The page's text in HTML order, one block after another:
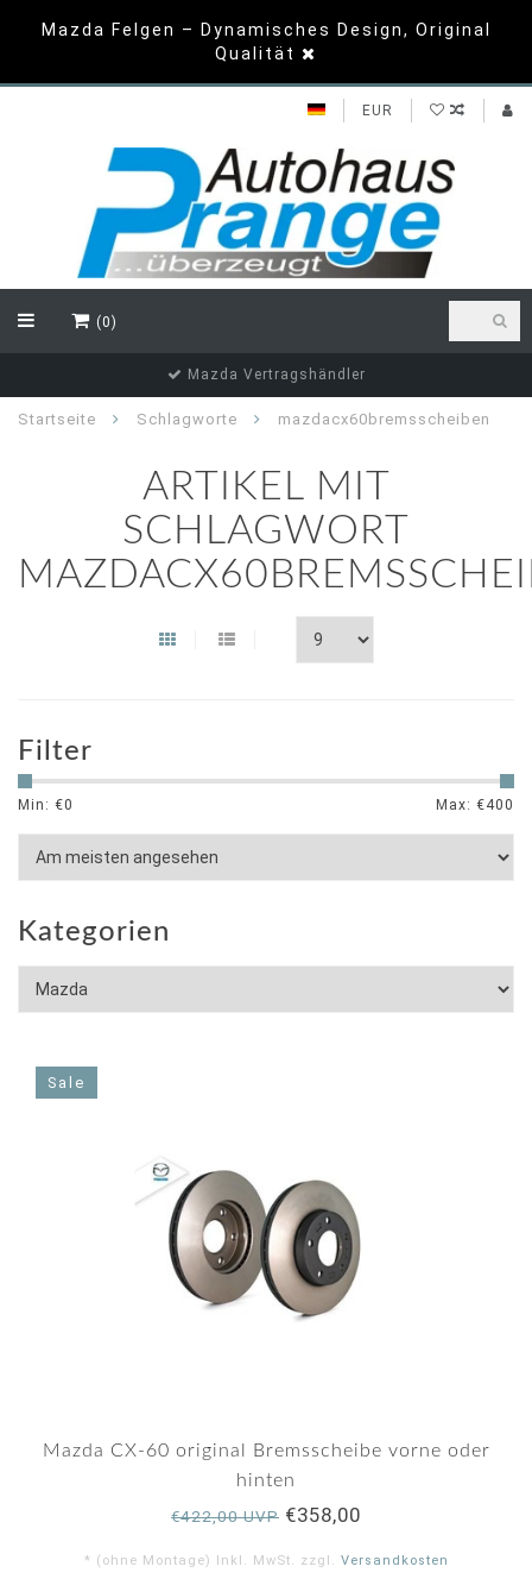
Mazda Felgen – Dynamisches Design, Original
Qualität
EUR
(0)
Mazda Vertragshändler
Startseite Schlagworte mazdacx60bremsscheiben
ARTIKEL MIT
SCHLAGWORT
Filter
Min: €0 Max: €400
Kategorien
Sale
Mazda CX-60 original Bremsscheibe vorne oder
hinten
€422,00 UVP €358,00
* (ohne Montage) Inkl. MwSt. zzgl. Versandkosten